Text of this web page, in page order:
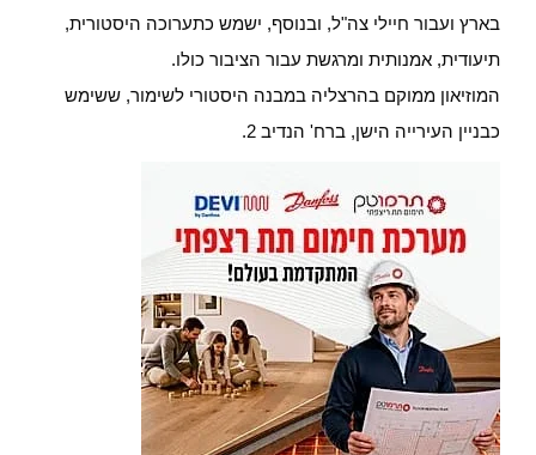
בארץ ועבור חיילי צה"ל, ובנוסף, ישמש כתערוכה היסטורית,
תיעודית, אמנותית ומרגשת עבור הציבור כולו.
המוזיאון ממוקם בהרצליה במבנה היסטורי לשימור, ששימש
כבניין העירייה הישן, ברח' הנדיב 2.